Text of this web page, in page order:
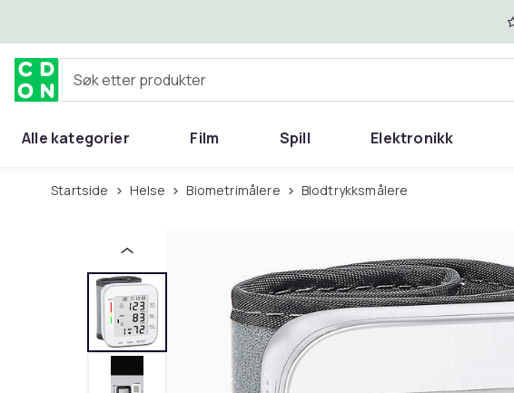
Søk etter produkter
Alle kategorier Film Spill Elektronikk
Startside Helse Biometrimålere Blodtrykksmålere